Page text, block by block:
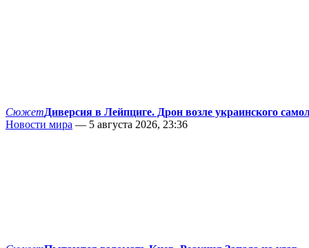
СюжетДиверсия в Лейпциге. Дрон возле украинского
Новости мира — 5 августа 2026, 23:36